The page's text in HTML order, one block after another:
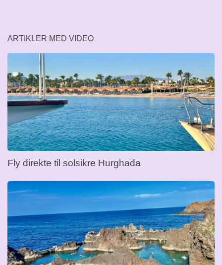
ARTIKLER MED VIDEO
Fly direkte til solsikre Hurghada